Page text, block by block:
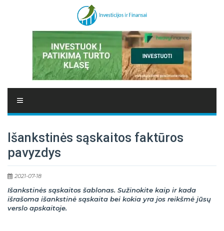
Išankstinės sąskaitos faktūros
pavyzdys
2021-07-18
Išankstinės sąskaitos šablonas. Sužinokite kaip ir kada
išrašoma išankstinė sąskaita bei kokia yra jos reikšmė jūsų
verslo apskaitoje.